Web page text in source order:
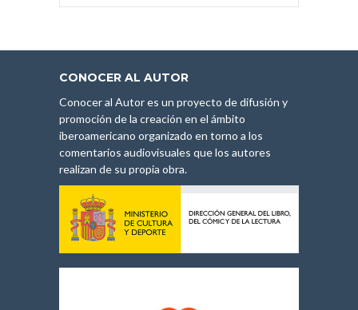
CONOCER AL AUTOR
Conocer al Autor es un proyecto de difusión y
promoción de la creación en el ámbito
iberoamericano organizado en torno a los
comentarios audiovisuales que los autores
realizan de su propia obra.